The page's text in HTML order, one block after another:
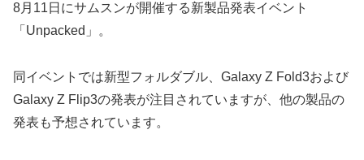
8月11日にサムスンが開催する新製品発表イベント
「Unpacked」。
同イベントでは新型フォルダブル、Galaxy Z Fold3および
Galaxy Z Flip3の発表が注目されていますが、他の製品の
発表も予想されています。